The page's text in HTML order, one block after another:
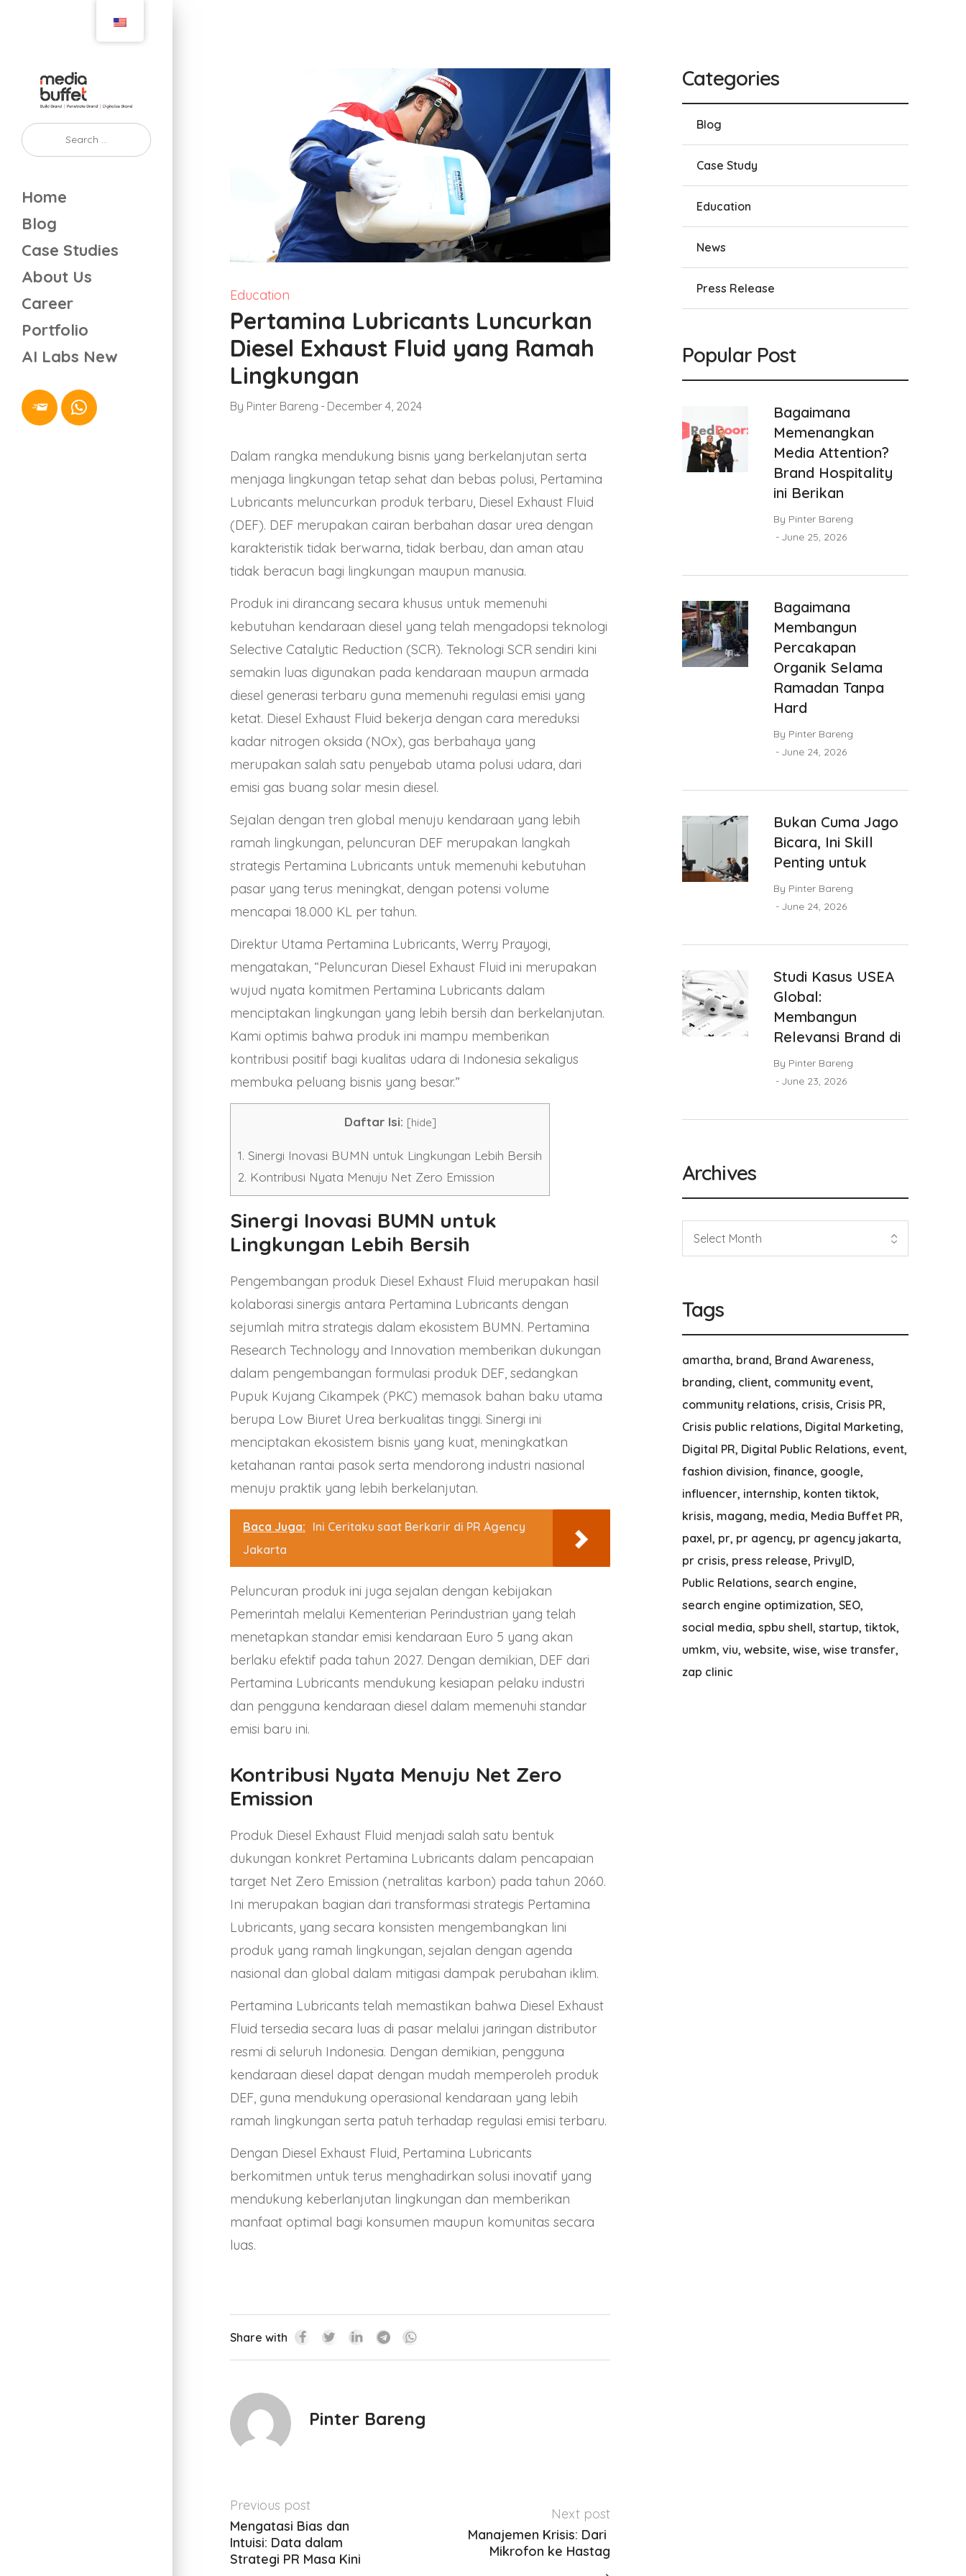
Home
Blog
Case Studies
About Us
Career
Portfolio
AI Labs New
Education
Pertamina Lubricants Luncurkan
Diesel Exhaust Fluid yang Ramah
Lingkungan
By Pinter Bareng December 4, 2024
Dalam rangka mendukung bisnis yang berkelanjutan serta
menjaga lingkungan tetap sehat dan bebas polusi, Pertamina
Lubricants meluncurkan produk terbaru, Diesel Exhaust Fluid
(DEF). DEF merupakan cairan berbahan dasar urea dengan
karakteristik tidak berwarna, tidak berbau, dan aman atau
tidak beracun bagi lingkungan maupun manusia.
Produk ini dirancang secara khusus untuk memenuhi
kebutuhan kendaraan diesel yang telah mengadopsi teknologi
Selective Catalytic Reduction (SCR). Teknologi SCR sendiri kini
semakin luas digunakan pada kendaraan maupun armada
diesel generasi terbaru guna memenuhi regulasi emisi yang
ketat. Diesel Exhaust Fluid bekerja dengan cara mereduksi
kadar nitrogen oksida (NOx), gas berbahaya yang
merupakan salah satu penyebab utama polusi udara, dari
emisi gas buang solar mesin diesel.
Sejalan dengan tren global menuju kendaraan yang lebih
ramah lingkungan, peluncuran DEF merupakan langkah
strategis Pertamina Lubricants untuk memenuhi kebutuhan
pasar yang terus meningkat, dengan potensi volume
mencapai 18.000 KL per tahun.
Direktur Utama Pertamina Lubricants, Werry Prayogi,
mengatakan, “Peluncuran Diesel Exhaust Fluid ini merupakan
wujud nyata komitmen Pertamina Lubricants dalam
menciptakan lingkungan yang lebih bersih dan berkelanjutan.
Kami optimis bahwa produk ini mampu memberikan
kontribusi positif bagi kualitas udara di Indonesia sekaligus
membuka peluang bisnis yang besar.”
Daftar Isi: [hide]
1. Sinergi Inovasi BUMN untuk Lingkungan Lebih Bersih
2. Kontribusi Nyata Menuju Net Zero Emission
Sinergi Inovasi BUMN untuk
Lingkungan Lebih Bersih
Pengembangan produk Diesel Exhaust Fluid merupakan hasil
kolaborasi sinergis antara Pertamina Lubricants dengan
sejumlah mitra strategis dalam ekosistem BUMN. Pertamina
Research Technology and Innovation memberikan dukungan
dalam pengembangan formulasi produk DEF, sedangkan
Pupuk Kujang Cikampek (PKC) memasok bahan baku utama
berupa Low Biuret Urea berkualitas tinggi. Sinergi ini
menciptakan ekosistem bisnis yang kuat, meningkatkan
ketahanan rantai pasok serta mendorong industri nasional
menuju praktik yang lebih berkelanjutan.
Baca Juga: Ini Ceritaku saat Berkarir di PR Agency
Jakarta
Peluncuran produk ini juga sejalan dengan kebijakan
Pemerintah melalui Kementerian Perindustrian yang telah
menetapkan standar emisi kendaraan Euro 5 yang akan
berlaku efektif pada tahun 2027. Dengan demikian, DEF dari
Pertamina Lubricants mendukung kesiapan pelaku industri
dan pengguna kendaraan diesel dalam memenuhi standar
emisi baru ini.
Kontribusi Nyata Menuju Net Zero
Emission
Produk Diesel Exhaust Fluid menjadi salah satu bentuk
dukungan konkret Pertamina Lubricants dalam pencapaian
target Net Zero Emission (netralitas karbon) pada tahun 2060.
Ini merupakan bagian dari transformasi strategis Pertamina
Lubricants, yang secara konsisten mengembangkan lini
produk yang ramah lingkungan, sejalan dengan agenda
nasional dan global dalam mitigasi dampak perubahan iklim.
Pertamina Lubricants telah memastikan bahwa Diesel Exhaust
Fluid tersedia secara luas di pasar melalui jaringan distributor
resmi di seluruh Indonesia. Dengan demikian, pengguna
kendaraan diesel dapat dengan mudah memperoleh produk
DEF, guna mendukung operasional kendaraan yang lebih
ramah lingkungan serta patuh terhadap regulasi emisi terbaru.
Dengan Diesel Exhaust Fluid, Pertamina Lubricants
berkomitmen untuk terus menghadirkan solusi inovatif yang
mendukung keberlanjutan lingkungan dan memberikan
manfaat optimal bagi konsumen maupun komunitas secara
luas.
Share with
Pinter Bareng
Previous post
Mengatasi Bias dan
Intuisi: Data dalam
Strategi PR Masa Kini
Next post
Manajemen Krisis: Dari
Mikrofon ke Hastag
Categories
Blog
Case Study
Education
News
Press Release
Popular Post
Bagaimana
Memenangkan
Media Attention?
Brand Hospitality
ini Berikan
By Pinter Bareng
June 25, 2026
Bagaimana
Membangun
Percakapan
Organik Selama
Ramadan Tanpa
Hard
By Pinter Bareng
June 24, 2026
Bukan Cuma Jago
Bicara, Ini Skill
Penting untuk
By Pinter Bareng
June 24, 2026
Studi Kasus USEA
Global:
Membangun
Relevansi Brand di
By Pinter Bareng
June 23, 2026
Archives
Tags
amartha brand Brand Awareness
branding client community event
community relations crisis Crisis PR
Crisis public relations Digital Marketing
Digital PR Digital Public Relations event
fashion division finance google
influencer internship konten tiktok
krisis magang media Media Buffet PR
paxel pr pr agency pr agency jakarta
pr crisis press release PrivyID
Public Relations search engine
search engine optimization SEO
social media spbu shell startup tiktok
umkm viu website wise wise transfer
zap clinic